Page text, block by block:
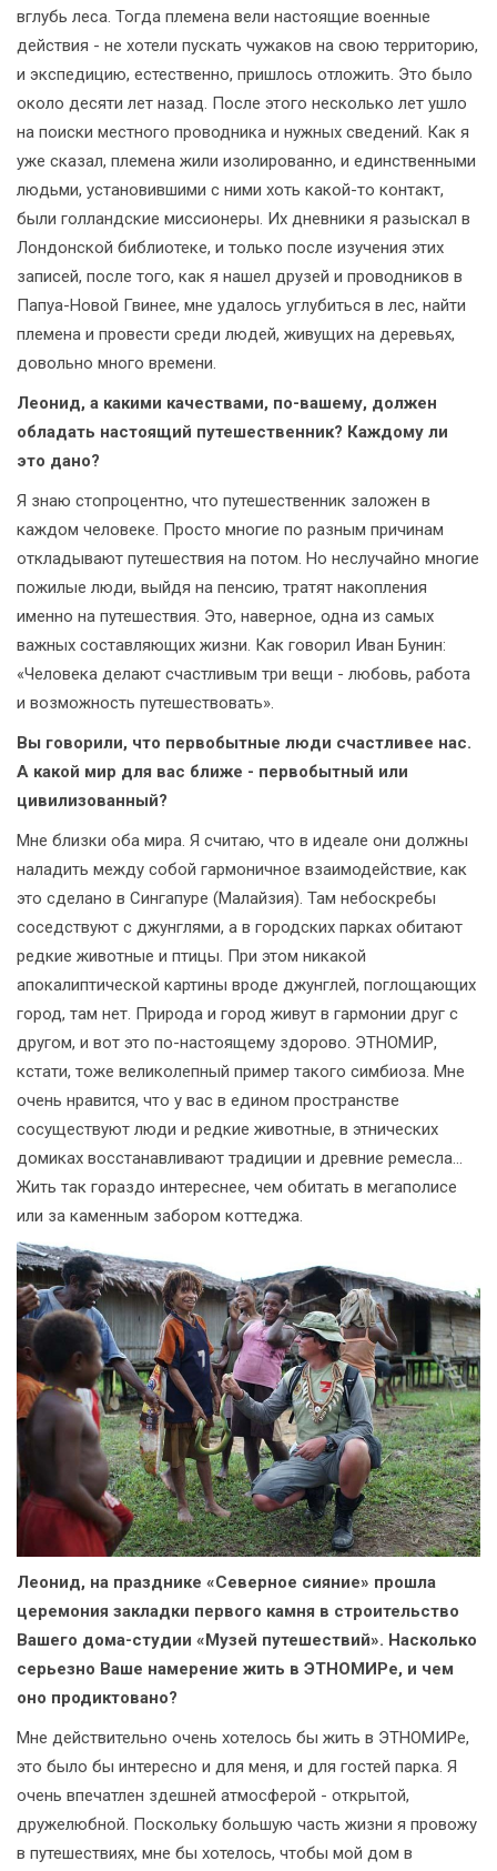
вглубь леса. Тогда племена вели настоящие военные
действия - не хотели пускать чужаков на свою территорию,
и экспедицию, естественно, пришлось отложить. Это было
около десяти лет назад. После этого несколько лет ушло
на поиски местного проводника и нужных сведений. Как я
уже сказал, племена жили изолированно, и единственными
людьми, установившими с ними хоть какой-то контакт,
были голландские миссионеры. Их дневники я разыскал в
Лондонской библиотеке, и только после изучения этих
записей, после того, как я нашел друзей и проводников в
Папуа-Новой Гвинее, мне удалось углубиться в лес, найти
племена и провести среди людей, живущих на деревьях,
довольно много времени.
Леонид, а какими качествами, по-вашему, должен
обладать настоящий путешественник? Каждому ли
это дано?
Я знаю стопроцентно, что путешественник заложен в
каждом человеке. Просто многие по разным причинам
откладывают путешествия на потом. Но неслучайно многие
пожилые люди, выйдя на пенсию, тратят накопления
именно на путешествия. Это, наверное, одна из самых
важных составляющих жизни. Как говорил Иван Бунин:
«Человека делают счастливым три вещи - любовь, работа
и возможность путешествовать».
Вы говорили, что первобытные люди счастливее нас.
А какой мир для вас ближе - первобытный или
цивилизованный?
Мне близки оба мира. Я считаю, что в идеале они должны
наладить между собой гармоничное взаимодействие, как
это сделано в Сингапуре (Малайзия). Там небоскребы
соседствуют с джунглями, а в городских парках обитают
редкие животные и птицы. При этом никакой
апокалиптической картины вроде джунглей, поглощающих
город, там нет. Природа и город живут в гармонии друг с
другом, и вот это по-настоящему здорово. ЭТНОМИР,
кстати, тоже великолепный пример такого симбиоза. Мне
очень нравится, что у вас в едином пространстве
сосуществуют люди и редкие животные, в этнических
домиках восстанавливают традиции и древние ремесла…
Жить так гораздо интереснее, чем обитать в мегаполисе
или за каменным забором коттеджа.
Леонид, на празднике «Северное сияние» прошла
церемония закладки первого камня в строительство
Вашего дома-студии «Музей путешествий». Насколько
серьезно Ваше намерение жить в ЭТНОМИРе, и чем
оно продиктовано?
Мне действительно очень хотелось бы жить в ЭТНОМИРе,
это было бы интересно и для меня, и для гостей парка. Я
очень впечатлен здешней атмосферой - открытой,
дружелюбной. Поскольку большую часть жизни я провожу
в путешествиях, мне бы хотелось, чтобы мой дом в